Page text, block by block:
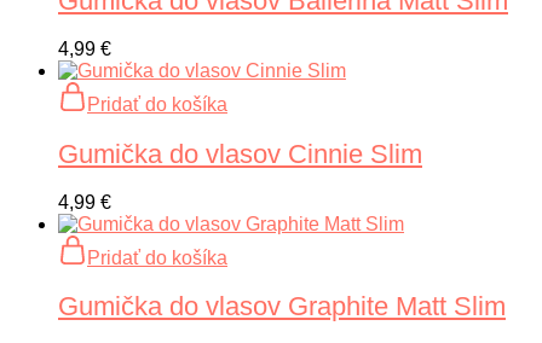
4,99 €
Pridať do košíka
Gumička do vlasov Cinnie Slim
4,99 €
Pridať do košíka
Gumička do vlasov Graphite Matt Slim